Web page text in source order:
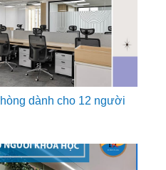
dành cho 12 người